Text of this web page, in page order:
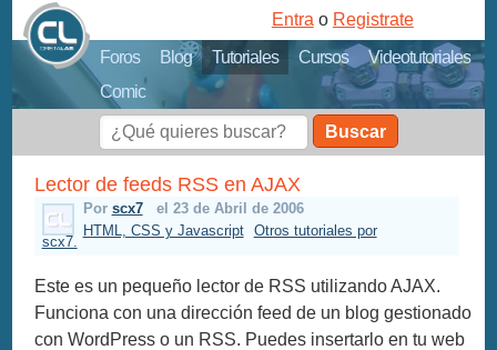
Foros Blog Tutoriales Cursos
Videotutoriales
Comic
Entra o Registrate
Buscar
Lector de feeds RSS en AJAX
Por scx7
el 23 de Abril de 2006
HTML, CSS y Javascript
Otros tutoriales por
scx7.
Este es un pequeño lector de RSS utilizando AJAX.
Funciona con una dirección feed de un blog gestionado
con WordPress o un RSS. Puedes insertarlo en tu web